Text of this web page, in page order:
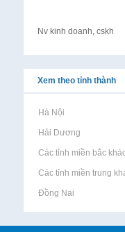
Nv kinh doanh, cskh
Xem theo tỉnh thành
Rao vặt tại Hà Nội
Rao vặt tại Hải Dương
Rao vặt tại Các tỉnh miền bắc
Rao vặt tại Các tỉnh miền trung
Rao vặt tại Đồng Nai